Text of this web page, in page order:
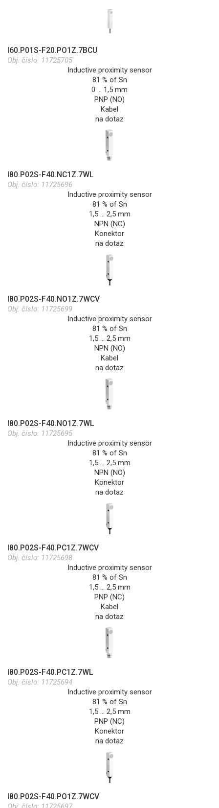
I60.P01S-F20.PO1Z.7BCU
Obj. číslo: 11725705
Inductive proximity sensor
81 % of Sn
0 … 1,5 mm
PNP (NO)
Kabel
na dotaz
I80.P02S-F40.NC1Z.7WL
Obj. číslo: 11725696
Inductive proximity sensor
81 % of Sn
1,5 … 2,5 mm
NPN (NC)
Konektor
na dotaz
I80.P02S-F40.NO1Z.7WCV
Obj. číslo: 11725699
Inductive proximity sensor
81 % of Sn
1,5 … 2,5 mm
NPN (NO)
Kabel
na dotaz
I80.P02S-F40.NO1Z.7WL
Obj. číslo: 11725695
Inductive proximity sensor
81 % of Sn
1,5 … 2,5 mm
NPN (NO)
Konektor
na dotaz
I80.P02S-F40.PC1Z.7WCV
Obj. číslo: 11725698
Inductive proximity sensor
81 % of Sn
1,5 … 2,5 mm
PNP (NC)
Kabel
na dotaz
I80.P02S-F40.PC1Z.7WL
Obj. číslo: 11725694
Inductive proximity sensor
81 % of Sn
1,5 … 2,5 mm
PNP (NC)
Konektor
na dotaz
I80.P02S-F40.PO1Z.7WCV